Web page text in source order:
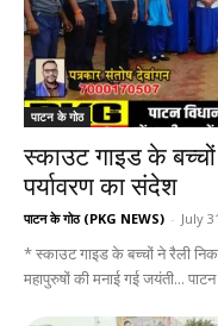
पाटन के गोठ
स्काउट गाइड के
पर्यावरण का संदेश
पाटन के गोठ (PKG NEWS) - July
* स्काउट गाइड के बच्चों ने रैली
महापुरुषों की मनाई गई जयंती...